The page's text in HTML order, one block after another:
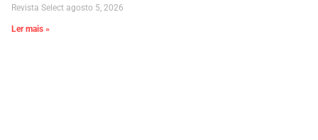
Revista Select agosto 5, 2026
Ler mais »